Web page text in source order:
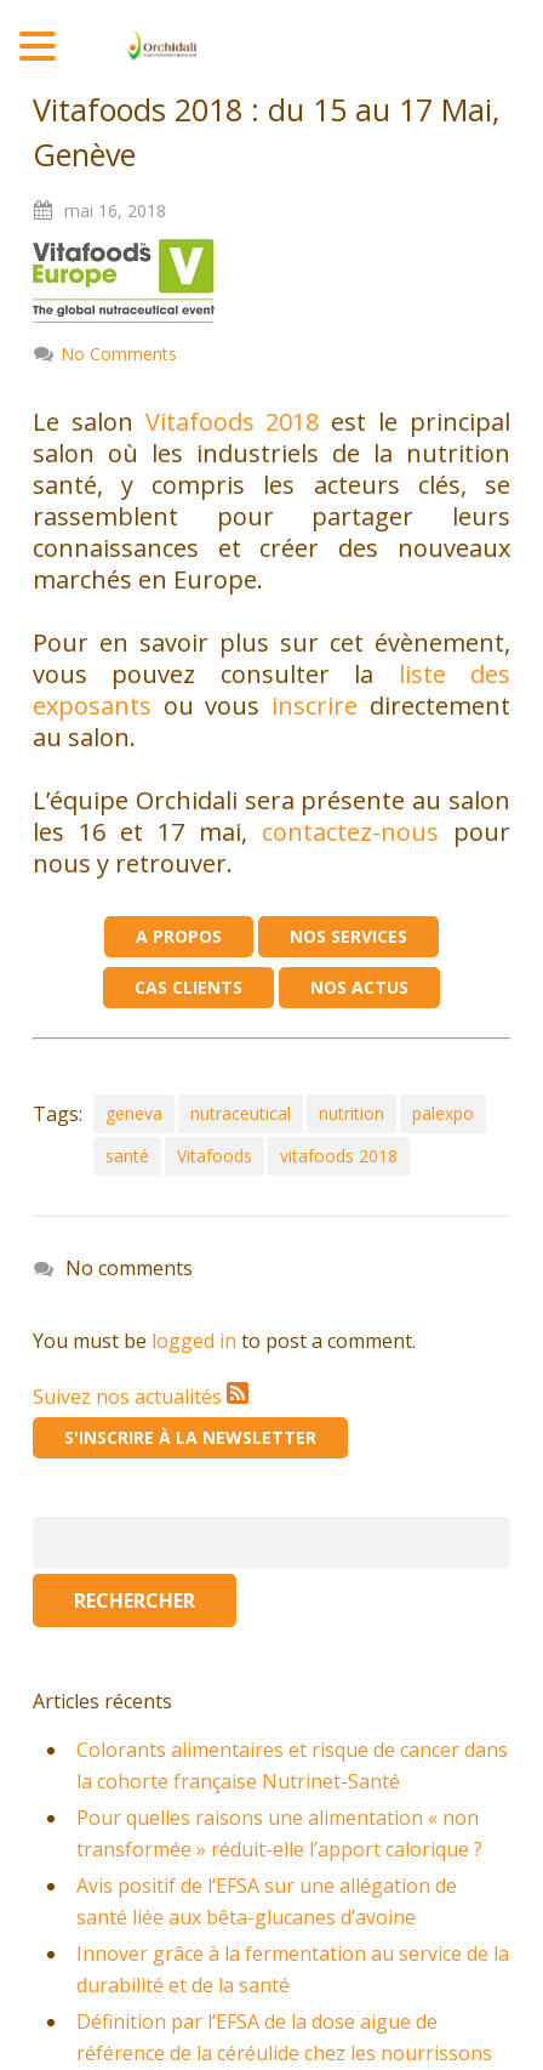
Vitafoods 2018 : du 15 au 17 Mai,
Genève
mai 16, 2018
No Comments
Le salon Vitafoods 2018 est le principal
salon où les industriels de la nutrition
santé, y compris les acteurs clés, se
rassemblent pour partager leurs
connaissances et créer des nouveaux
marchés en Europe.
Pour en savoir plus sur cet évènement,
vous pouvez consulter la liste des
exposants ou vous inscrire directement
au salon.
L’équipe Orchidali sera présente au salon
les 16 et 17 mai, contactez-nous pour
nous y retrouver.
A PROPOS NOS SERVICES
CAS CLIENTS NOS ACTUS
Tags: geneva nutraceutical nutrition
palexpo
santé
Vitafoods vitafoods 2018
No comments
You must be logged in to post a comment.
Suivez nos actualités
S'INSCRIRE À LA NEWSLETTER
Articles récents
Colorants alimentaires et risque de cancer dans
la cohorte française Nutrinet-Santé
Pour quelles raisons une alimentation « non
transformée » réduit-elle l’apport calorique ?
Avis positif de l’EFSA sur une allégation de
santé liée aux bêta-glucanes d’avoine
Innover grâce à la fermentation au service de la
durabilité et de la santé
Définition par l’EFSA de la dose aigue de
référence de la céréulide chez les nourrissons